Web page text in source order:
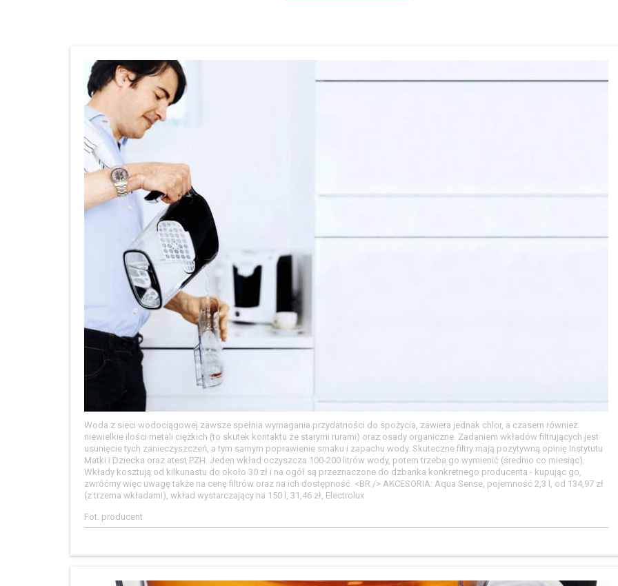
Woda z sieci wodociągowej zawsze spełnia wymagania przydatności do spożycia, zawiera jednak chlor, a czasem również
niewielkie ilości metali ciężkich (to skutek kontaktu ze starymi rurami) oraz osady organiczne. Zadaniem wkładów filtrujących jest
usunięcie tych zanieczyszczeń, a tym samym poprawienie smaku i zapachu wody. Skuteczne filtry mają pozytywną opinię Instytutu
Matki i Dziecka oraz atest PZH. Jeden wkład oczyszcza 100-200 litrów wody, potem trzeba go wymienić (średnio co miesiąc).
Wkłady kosztują od kilkunastu do około 30 zł i na ogół są przeznaczone do dzbanka konkretnego producenta - kupując go,
zwróćmy więc uwagę także na cenę filtrów oraz na ich dostępność. <BR /> AKCESORIA: Aqua Sense, pojemność 2,3 l, od 134,97 zł
(z trzema wkładami), wkład wystarczający na 150 l, 31,46 zł, Electrolux
Fot. producent